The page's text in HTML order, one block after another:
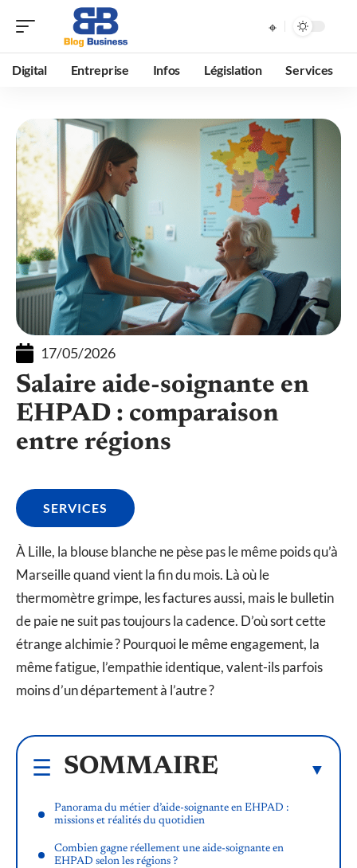
Digital Entreprise Infos Législation Services
17/05/2026
Salaire aide-soignante en
EHPAD : comparaison
entre régions
SERVICES
À Lille, la blouse blanche ne pèse pas le même poids qu’à
Marseille quand vient la fin du mois. Là où le
thermomètre grimpe, les factures aussi, mais le bulletin
de paie ne suit pas toujours la cadence. D’où sort cette
étrange alchimie ? Pourquoi le même engagement, la
même fatigue, l’empathie identique, valent-ils parfois
moins d’un département à l’autre ?
SOMMAIRE
Panorama du métier d’aide-soignante en EHPAD :
missions et réalités du quotidien
Combien gagne réellement une aide-soignante en
EHPAD selon les régions ?